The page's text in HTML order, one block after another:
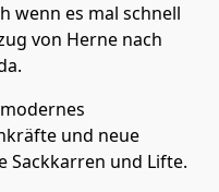
wenn es mal schnell
von Herne nach
und neue
Sackkarren und Lifte.